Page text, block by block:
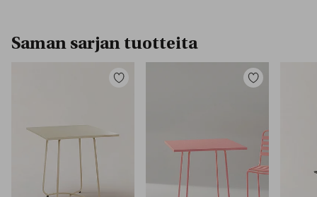
Saman sarjan tuotteita
Lisää
Lisää